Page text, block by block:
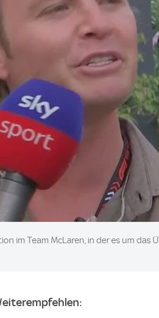
im Team McLaren, in der es um das